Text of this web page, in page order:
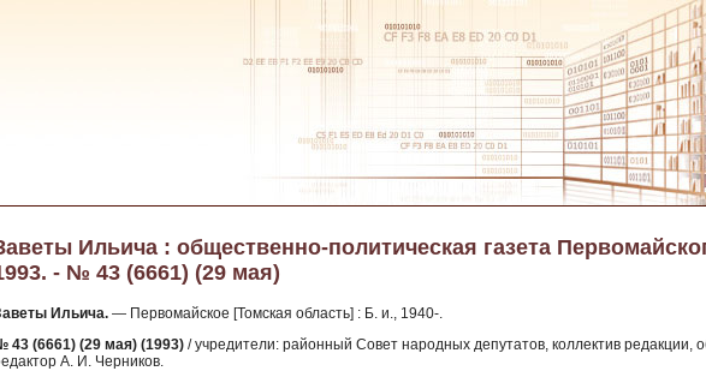
Ильича : общественно-политическая газета
- № 43 (6661) (29 мая)
Ильича. — Первомайское [Томская область] : Б. и., 1940-.
43 (6661) (29 мая) (1993) / учредители: районный Совет народных депутатов, коллектив редакции,
А. И. Черников.